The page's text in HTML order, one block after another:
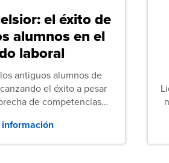
el éxito de
alumnos en el
laboral
antiguos alumnos de
el éxito a pesar
de competencias
como los recién
Estados Unidos.